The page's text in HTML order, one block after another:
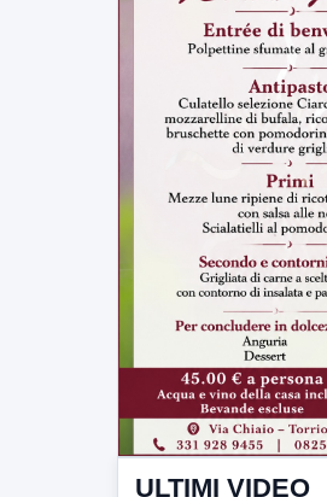
ULTIMI VIDEO
7 AGOSTO 2026 ATTUALITÀ
Miasmi e Calore,
attraverso il Comune
Nessuna nuova moria di
criticità igienico-sanitaria